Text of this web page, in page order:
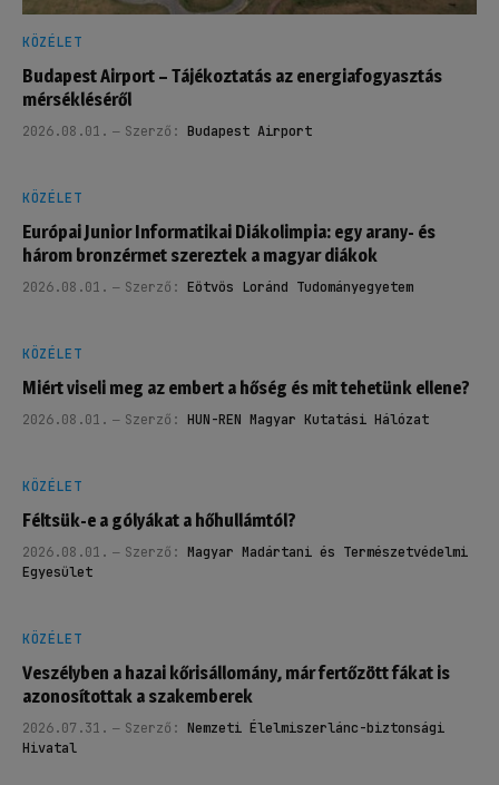
KÖZÉLET
Budapest Airport – Tájékoztatás az energiafogyasztás
mérsékléséről
2026.08.01. Szerző: Budapest Airport
KÖZÉLET
Európai Junior Informatikai Diákolimpia: egy arany- és
három bronzérmet szereztek a magyar diákok
2026.08.01. Szerző: Eötvös Loránd Tudományegyetem
KÖZÉLET
Miért viseli meg az embert a hőség és mit tehetünk ellene?
2026.08.01. Szerző: HUN-REN Magyar Kutatási Hálózat
KÖZÉLET
Féltsük-e a gólyákat a hőhullámtól?
2026.08.01. Szerző: Magyar Madártani és Természetvédelmi
Egyesület
KÖZÉLET
Veszélyben a hazai kőrisállomány, már fertőzött fákat is
azonosítottak a szakemberek
2026.07.31. Szerző: Nemzeti Élelmiszerlánc-biztonsági
Hivatal